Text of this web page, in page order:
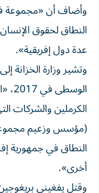
وأضاف أن «مجموعة
النطاق لحقوق
عدة دول إفريقية».
وتشير وزارة الخزانة
الكرملين والشركات
(مؤسس وزعيم
النطاق في جمهورية
أخرى».
وقتل يفغيني